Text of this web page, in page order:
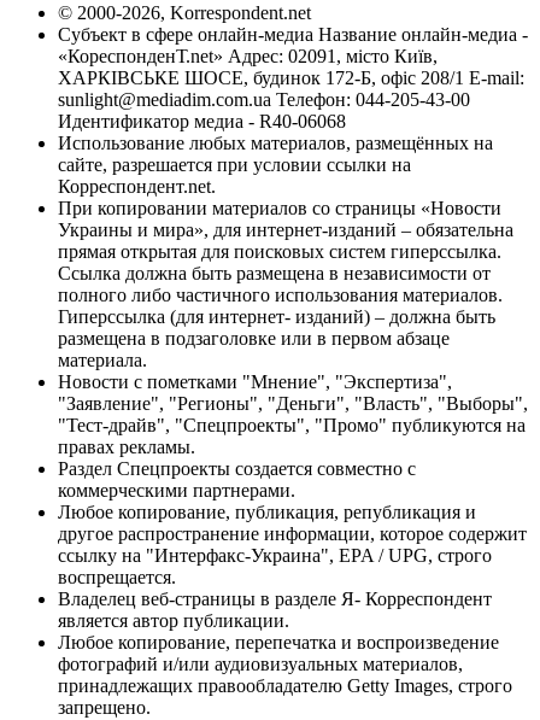
© 2000-2026, Korrespondent.net
Субъект в сфере онлайн-медиа Название онлайн-медиа -
«КореспонденТ.net» Адрес: 02091, місто Київ,
ХАРКІВСЬКЕ ШОСЕ, будинок 172-Б, офіс 208/1 E-mail:
sunlight@mediadim.com.ua Телефон: 044-205-43-00
Идентификатор медиа - R40-06068
Использование любых материалов, размещённых на
сайте, разрешается при условии ссылки на
Корреспондент.net.
При копировании материалов со страницы «Новости
Украины и мира», для интернет-изданий – обязательна
прямая открытая для поисковых систем гиперссылка.
Ссылка должна быть размещена в независимости от
полного либо частичного использования материалов.
Гиперссылка (для интернет- изданий) – должна быть
размещена в подзаголовке или в первом абзаце
материала.
Новости с пометками "Мнение", "Экспертиза",
"Заявление", "Регионы", "Деньги", "Власть", "Выборы",
"Тест-драйв", "Спецпроекты", "Промо" публикуются на
правах рекламы.
Раздел Спецпроекты создается совместно с
коммерческими партнерами.
Любое копирование, публикация, републикация и
другое распространение информации, которое содержит
ссылку на "Интерфакс-Украина", EPA / UPG, строго
воспрещается.
Владелец веб-страницы в разделе Я- Корреспондент
является автор публикации.
Любое копирование, перепечатка и воспроизведение
фотографий и/или аудиовизуальных материалов,
принадлежащих правообладателю Getty Images, строго
запрещено.